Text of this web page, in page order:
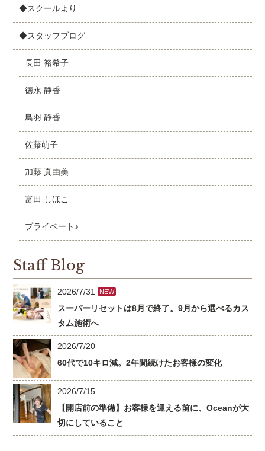
◆スクールより
◆スタッフブログ
長田 裕希子
徳永 静香
鳥羽 静香
佐藤萌子
加藤 真由美
富田 しほこ
プライベート♪
Staff Blog
2026/7/31 NEW
スーパーリセットは8月で終了。9月から選べるカス
タム施術へ
2026/7/20
60代で10キロ減。2年間続けたお客様の変化
2026/7/15
【開店前の準備】お客様を迎える前に、Oceanが大
切にしていること